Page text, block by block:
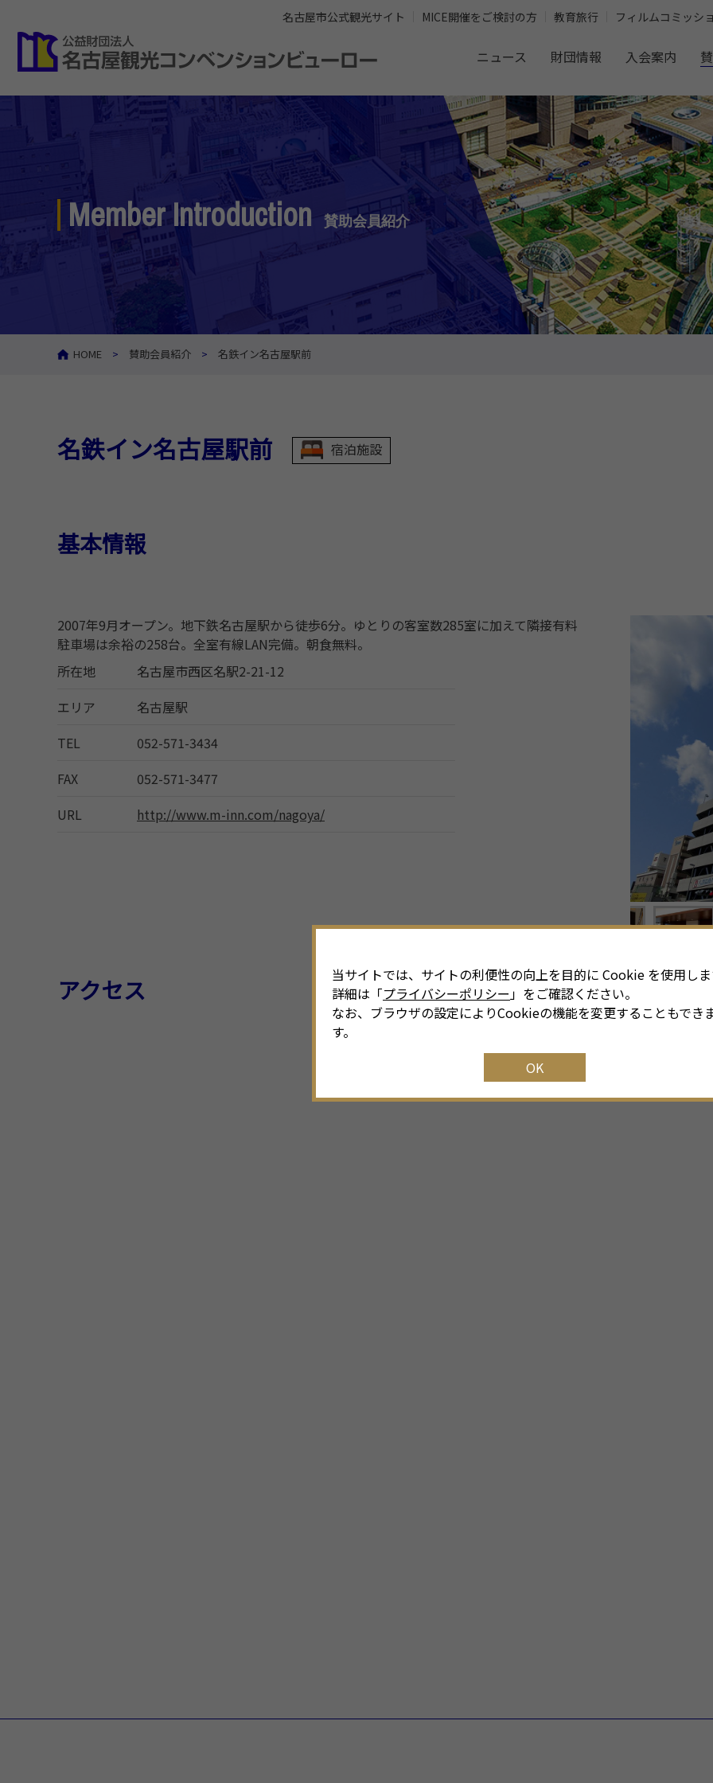
ニュース 財団情報 入会案内
名古屋市公式観光サイト MICE開催をご検討の方 教育旅行 フィルムコミッシ
Member Introduction 賛助会員紹介
HOME 賛助会員紹介 名鉄イン名古屋駅前
名鉄イン名古屋駅前 宿泊施設
基本情報
2007年9月オープン。地下鉄名古屋駅から徒歩6分。ゆとりの客室数285室に加えて隣接有料
駐車場は余裕の258台。全室有線LAN完備。朝食無料。
所在地
名古屋市西区名駅2-21-12
エリア
名古屋駅
TEL
052-571-3434
FAX
052-571-3477
URL
http://www.m-inn.com/nagoya/
アクセス
当サイトでは、サイトの利便性の向上を目的に Cookie を使用し
詳細は「プライバシーポリシー」をご確認ください。
なお、ブラウザの設定によりCookieの機能を変更することもでき
す。
OK